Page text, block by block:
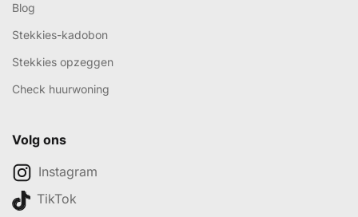
Blog
Stekkies-kadobon
Stekkies opzeggen
Check huurwoning
Volg ons
Instagram
TikTok